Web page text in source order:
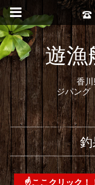
遊漁
香川
ジパン
☝️ここク